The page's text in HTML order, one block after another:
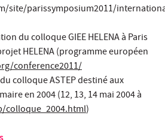
site/parissymposium2011/
du colloque GIEE HELENA à Paris
HELENA (programme européen
conference2011/
colloque ASTEP destiné aux
en 2004 (12, 13, 14 mai 2004 à
colloque_2004.html)